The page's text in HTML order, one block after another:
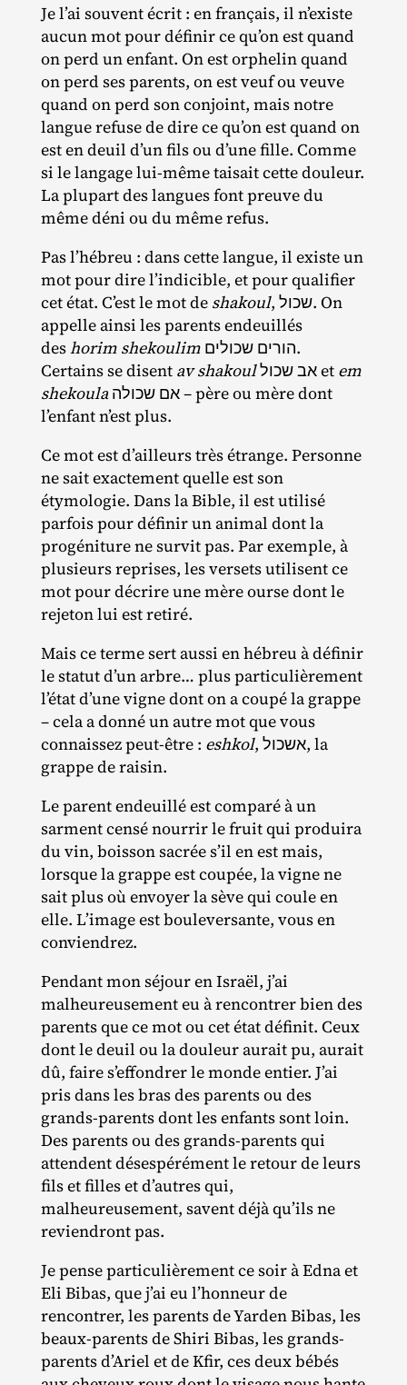
Je l’ai souvent écrit : en français, il n’existe
aucun mot pour définir ce qu’on est quand
on perd un enfant. On est orphelin quand
on perd ses parents, on est veuf ou veuve
quand on perd son conjoint, mais notre
langue refuse de dire ce qu’on est quand on
est en deuil d’un fils ou d’une fille. Comme
si le langage lui‐​même taisait cette douleur.
La plupart des langues font preuve du
même déni ou du même refus.
Pas l’hébreu : dans cette langue, il existe un
mot pour dire l’indicible, et pour qualifier
cet état. C’est le mot de shakoul, שכול. On
appelle ainsi les parents endeuillés
deshorim shekoulimהורים שכולים.
Certains se disent av shakoul אב שכול et em
shekoulaאם שכולה – père ou mère dont
l’enfant n’est plus.
Ce mot est d’ailleurs très étrange. Personne
ne sait exactement quelle est son
étymologie. Dans la Bible, il est utilisé
parfois pour définir un animal dont la
progéniture ne survit pas. Par exemple, à
plusieurs reprises, les versets utilisent ce
mot pour décrire une mère ourse dont le
rejeton lui est retiré.
Mais ce terme sert aussi en hébreu à définir
le statut d’un arbre… plus particulièrement
l’état d’une vigne dont on a coupé la grappe
– cela a donné un autre mot que vous
connaissez peut‐​être : eshkol, אשכול, la
grappe de raisin.
Le parent endeuillé est comparé à un
sarment censé nourrir le fruit qui produira
du vin, boisson sacrée s’il en est mais,
lorsque la grappe est coupée, la vigne ne
sait plus où envoyer la sève qui coule en
elle. L’image est bouleversante, vous en
conviendrez.
Pendant mon séjour en Israël, j’ai
malheureusement eu à rencontrer bien des
parents que ce mot ou cet état définit. Ceux
dont le deuil ou la douleur aurait pu, aurait
dû, faire s’effondrer le monde entier. J’ai
pris dans les bras des parents ou des
grands‐​parents dont les enfants sont loin.
Des parents ou des grands‐​parents qui
attendent désespérément le retour de leurs
fils et filles et d’autres qui,
malheureusement, savent déjà qu’ils ne
reviendront pas.
Je pense particulièrement ce soir à Edna et
Eli Bibas, que j’ai eu l’honneur de
rencontrer, les parents de Yarden Bibas, les
beaux‐​parents de Shiri Bibas, les grands‐​
parents d’Ariel et de Kfir, ces deux bébés